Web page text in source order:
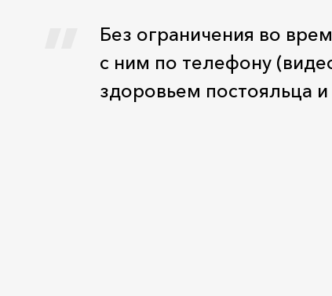
Без ограничения во
с ним по телефону
здоровьем постояльца